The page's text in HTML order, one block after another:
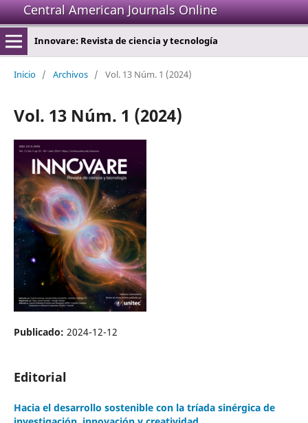
Central American Journals Online
Innovare: Revista de ciencia y tecnología
Inicio / Archivos / Vol. 13 Núm. 1 (2024)
Vol. 13 Núm. 1 (2024)
Publicado: 2024-12-12
Editorial
Hacia el desarrollo sostenible con la tríada sinérgica de